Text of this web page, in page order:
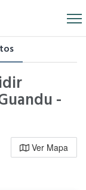
-
/ RegiãoVer Mapa